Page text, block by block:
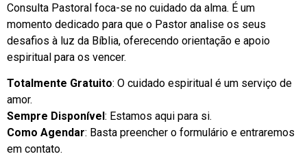
Consulta Pastoral foca-se no cuidado da alma. É um
momento dedicado para que o Pastor analise os seus
desafios à luz da Bíblia, oferecendo orientação e apoio
espiritual para os vencer.
Totalmente Gratuito: O cuidado espiritual é um serviço de
amor.
Sempre Disponível : Estamos aqui para si.
Como Agendar: Basta preencher o formulário e entraremos
em contato.